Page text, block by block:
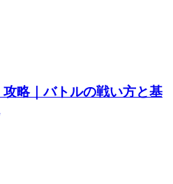
略｜バトルの戦い方と基